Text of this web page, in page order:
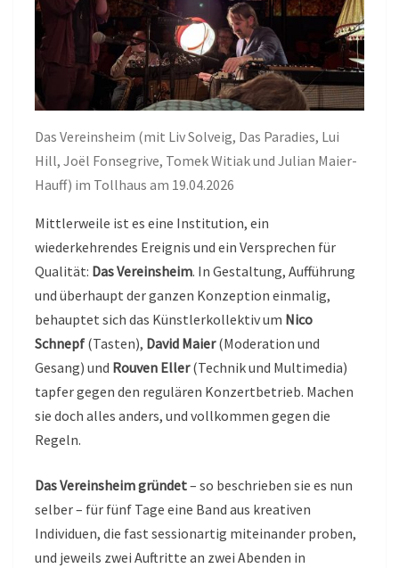
JULIAN
MAIER-
HAUFF)
IM
TOLLHAUS
AM
19.04.2026
Das Vereinsheim (mit Liv Solveig, Das Paradies, Lui
Hill, Joël Fonsegrive, Tomek Witiak und Julian Maier-
Hauff) im Tollhaus am 19.04.2026
Mittlerweile ist es eine Institution, ein
wiederkehrendes Ereignis und ein Versprechen für
Qualität: Das Vereinsheim. In Gestaltung, Aufführung
und überhaupt der ganzen Konzeption einmalig,
behauptet sich das Künstlerkollektiv um Nico
Schnepf (Tasten), David Maier(Moderation und
Gesang) und Rouven Eller(Technik und Multimedia)
tapfer gegen den regulären Konzertbetrieb. Machen
sie doch alles anders, und vollkommen gegen die
Regeln.
Das Vereinsheim gründet– so beschrieben sie es nun
selber – für fünf Tage eine Band aus kreativen
Individuen, die fast sessionartig miteinander proben,
und jeweils zwei Auftritte an zwei Abenden in